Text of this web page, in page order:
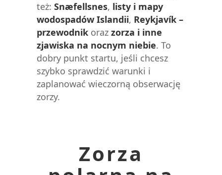
też: Snæfellsnes, listy i mapy
wodospadów Islandii, Reykjavík –
przewodnik oraz zorza i inne
zjawiska na nocnym niebie. To
dobry punkt startu, jeśli chcesz
szybko sprawdzić warunki i
zaplanować wieczorną obserwację
zorzy.
Zorza